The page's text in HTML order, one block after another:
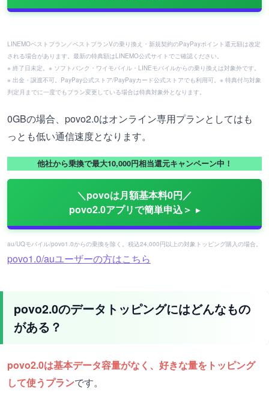
LINEMOベストプラン／ベストプランVの乗り換え・新規契約のPayPayポイント還元額は改定
される場合があります。最新の特典額はLINEMO公式サイトでご確認ください。
※ 終了日未定。※ ソフトバンク・ワイモバイル・LINEモバイルからの乗り換えは対象外です。
※ 出金・譲渡不可。PayPay公式ストア/PayPayカード公式ストアでも利用可。※ 特典付与対象
判定月までに一度でもプラン変更している場合は特典対象外となります。
0GBの場合、povo2.0はオンライン専用プランとしてはも
っとも低い通信速度となります。
他社から乗換で最大10,000円相当還元キャンペーン中！
＼povoは月額基本料0円／
povo2.0アプリで簡単申込＞
au/UQモバイル/povo1.0からの乗換を除く。税込24,000円以上の対象トッピング購入の場合。
povo1.0/auユーザーの方はこちら
povo2.0のデータトッピングにはどんなもの
がある？
povo2.0は基本データ容量がなく、好きな量をトッピング
して使うプランです。